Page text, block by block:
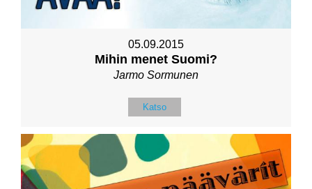
05.09.2015
Mihin menet Suomi?
Jarmo Sormunen
Katso